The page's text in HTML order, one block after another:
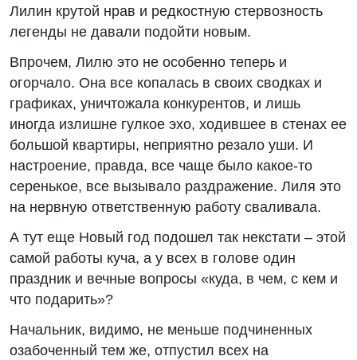
Лилин крутой нрав и редкостную стервозность
легенды не давали подойти новым.
Впрочем, Лилю это не особенно теперь и
огорчало. Она все копалась в своих сводках и
графиках, уничтожала конкурентов, и лишь
иногда излишне гулкое эхо, ходившее в стенах ее
большой квартиры, неприятно резало уши. И
настроение, правда, все чаще было какое-то
серенькое, все вызывало раздражение. Лиля это
на нервную ответственную работу сваливала.
А тут еще Новый год подошел так некстати – этой
самой работы куча, а у всех в голове один
праздник и вечные вопросы «куда, в чем, с кем и
что подарить»?
Начальник, видимо, не меньше подчиненных
озабоченный тем же, отпустил всех на